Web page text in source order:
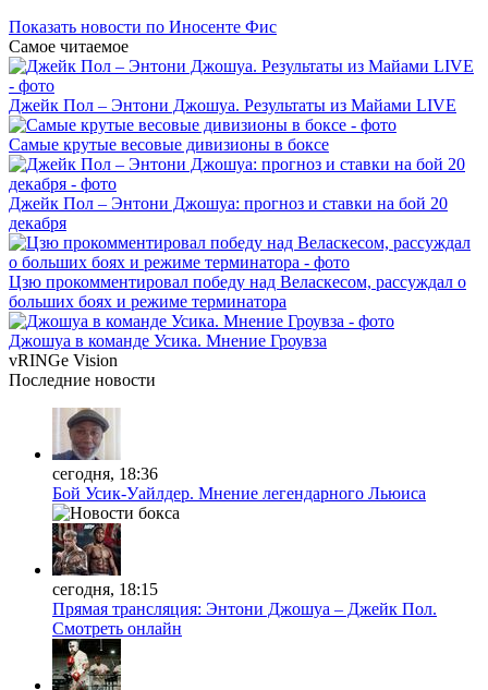
Показать новости по Иносенте Фис
Самое читаемое
Джейк Пол – Энтони Джошуа. Результаты из Майами LIVE
Самые крутые весовые дивизионы в боксе
Джейк Пол – Энтони Джошуа: прогноз и ставки на бой 20
декабря
Цзю прокомментировал победу над Веласкесом, рассуждал о
больших боях и режиме терминатора
Джошуа в команде Усика. Мнение Гроувза
vRINGe Vision
Последние новости
сегодня, 18:36
Бой Усик-Уайлдер. Мнение легендарного Льюиса
сегодня, 18:15
Прямая трансляция: Энтони Джошуа – Джейк Пол.
Смотреть онлайн